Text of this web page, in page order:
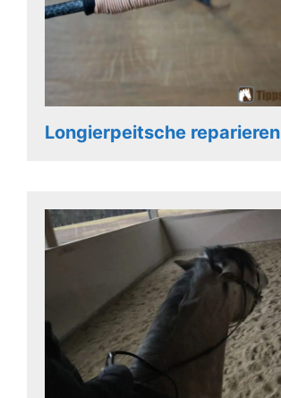
Longierpeitsche reparieren